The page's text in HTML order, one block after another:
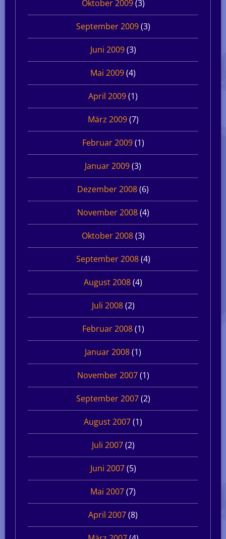
Oktober 2009(3)
September 2009(3)
Juni 2009(3)
Mai 2009(4)
April 2009(1)
März 2009(7)
Februar 2009(1)
Januar 2009(3)
Dezember 2008(6)
November 2008(4)
Oktober 2008(3)
September 2008(4)
August 2008(4)
Juli 2008(2)
Februar 2008(1)
Januar 2008(1)
November 2007(1)
September 2007(2)
August 2007(1)
Juli 2007(2)
Juni 2007(5)
Mai 2007(7)
April 2007(8)